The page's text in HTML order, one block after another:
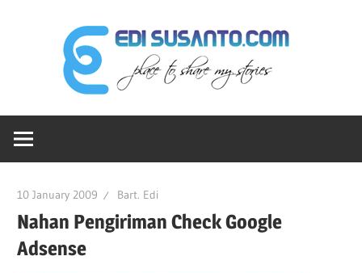
ku
Cerita
10 January 2009 Bart. Edi
Nahan Pengiriman Check Google
Adsense